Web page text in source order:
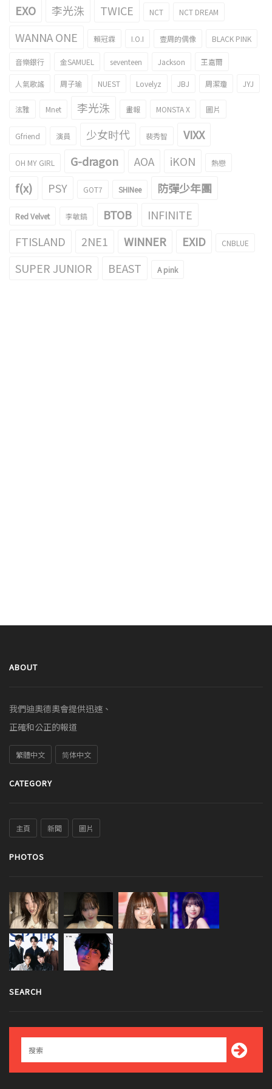
EXO 李光洙 TWICE NCT NCT DREAM
WANNA ONE 賴冠霖 I.O.I 壹周的偶像 BLACK PINK
音樂銀行 金SAMUEL seventeen Jackson 王嘉爾
人氣歌謠 周子瑜 NUEST Lovelyz JBJ 周潔瓊 JYJ
泫雅 Mnet 李光洙 畫報 MONSTA X 圖片
Gfriend 演員 少女时代 裴秀智 VIXX
OH MY GIRL G-dragon AOA iKON 熱戀
f(x) PSY GOT7 SHINee 防彈少年團
Red Velvet 李敏鎬 BTOB
INFINITE
FTISLAND
2NE1 WINNER EXID CNBLUE
SUPER JUNIOR BEAST A pink
ABOUT
我們迪奧德奧會提供迅速、
正確和公正的報道
繁體中文 简体中文
CATEGORY
主頁 新聞 圖片
PHOTOS
SEARCH